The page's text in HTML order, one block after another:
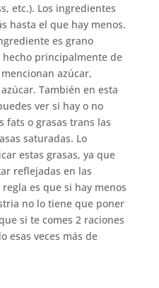
etc.). Los ingredientes
hasta el que hay menos.
es grano
principalmente de
azúcar,
También en esta
ver si hay o no
fats o grasas trans las
saturadas. Lo
estas grasas, ya que
reflejadas en las
es que si hay menos
no lo tiene que poner
si te comes 2 raciones
esas veces más de